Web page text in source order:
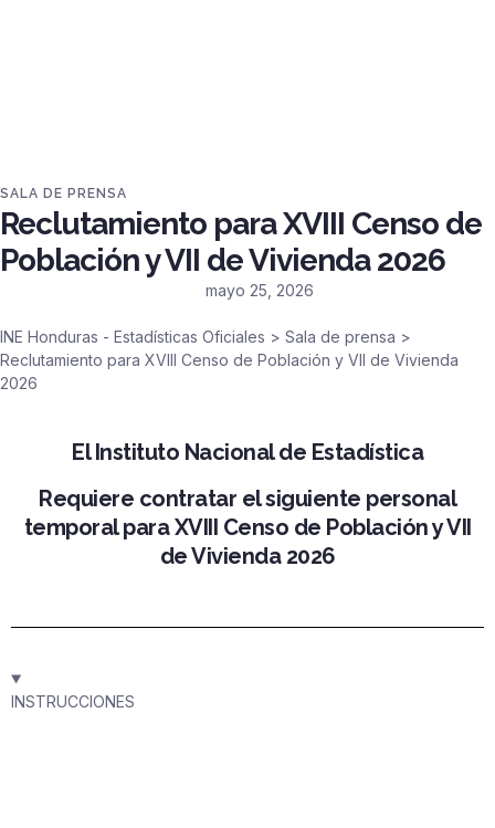
SALA DE PRENSA
Reclutamiento para XVIII Censo de
Población y VII de Vivienda 2026
mayo 25, 2026
INE Honduras - Estadísticas Oficiales > Sala de prensa >
Reclutamiento para XVIII Censo de Población y VII de Vivienda
2026
El Instituto Nacional de Estadística
Requiere contratar el siguiente personal
temporal para XVIII Censo de Población y VII
de Vivienda 2026
INSTRUCCIONES